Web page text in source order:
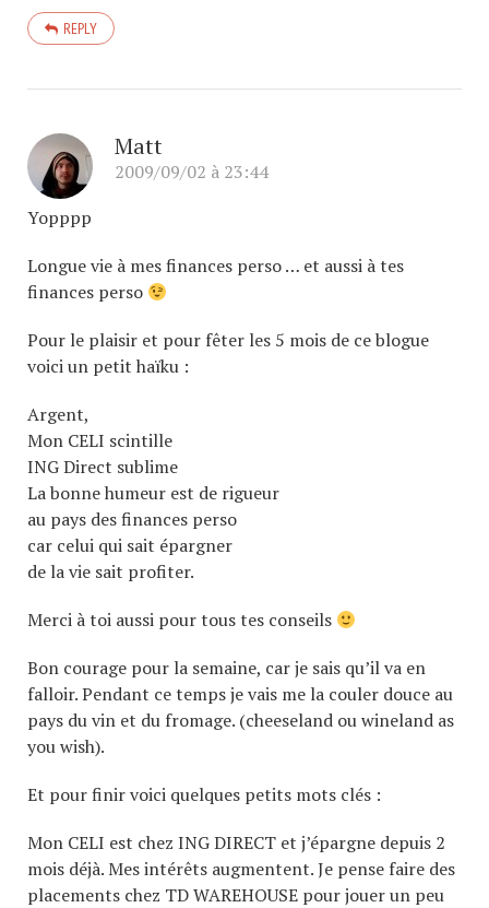
REPLY
Matt
2009/09/02 à 23:44
Yopppp
Longue vie à mes finances perso … et aussi à tes
finances perso
Pour le plaisir et pour fêter les 5 mois de ce blogue
voici un petit haïku :
Argent,
Mon CELI scintille
ING Direct sublime
La bonne humeur est de rigueur
au pays des finances perso
car celui qui sait épargner
de la vie sait profiter.
Merci à toi aussi pour tous tes conseils
Bon courage pour la semaine, car je sais qu’il va en
falloir. Pendant ce temps je vais me la couler douce au
pays du vin et du fromage. (cheeseland ou wineland as
you wish).
Et pour finir voici quelques petits mots clés :
Mon CELI est chez ING DIRECT et j’épargne depuis 2
mois déjà. Mes intérêts augmentent. Je pense faire des
placements chez TD WAREHOUSE pour jouer un peu